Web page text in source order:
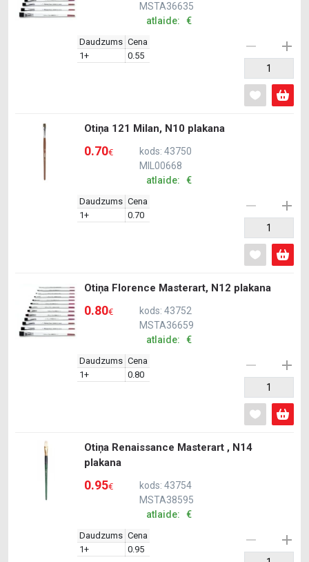
MSTA36635
atlaide: €
Daudzums Cena
1+
0.55
Otiņa 121 Milan, N10 plakana
0.70€
kods: 43750
MIL00668
atlaide: €
Daudzums Cena
1+
0.70
Otiņa Florence Masterart, N12 plakana
0.80€
kods: 43752
MSTA36659
atlaide: €
Daudzums Cena
1+
0.80
Otiņa Renaissance Masterart , N14
plakana
0.95€
kods: 43754
MSTA38595
atlaide: €
Daudzums Cena
1+
0.95